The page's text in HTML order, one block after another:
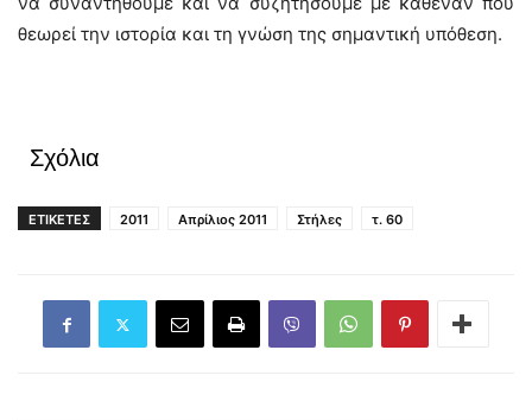
θεωρεί την ιστορία και τη γνώση της σημαντική υπόθεση.
Σχόλια
ΕΤΙΚΕΤΕΣ 2011 Απρίλιος 2011 Στήλες τ. 60